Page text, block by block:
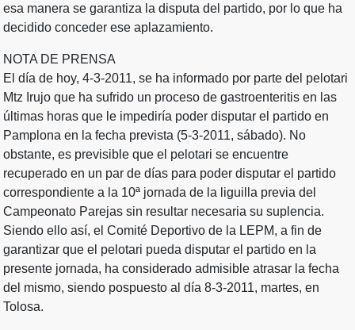
esa manera se garantiza la disputa del partido, por lo que ha
decidido conceder ese aplazamiento.
NOTA DE PRENSA
El día de hoy, 4-3-2011, se ha informado por parte del pelotari
Mtz Irujo que ha sufrido un proceso de gastroenteritis en las
últimas horas que le impediría poder disputar el partido en
Pamplona en la fecha prevista (5-3-2011, sábado). No
obstante, es previsible que el pelotari se encuentre
recuperado en un par de días para poder disputar el partido
correspondiente a la 10ª jornada de la liguilla previa del
Campeonato Parejas sin resultar necesaria su suplencia.
Siendo ello así, el Comité Deportivo de la LEPM, a fin de
garantizar que el pelotari pueda disputar el partido en la
presente jornada, ha considerado admisible atrasar la fecha
del mismo, siendo pospuesto al día 8-3-2011, martes, en
Tolosa.